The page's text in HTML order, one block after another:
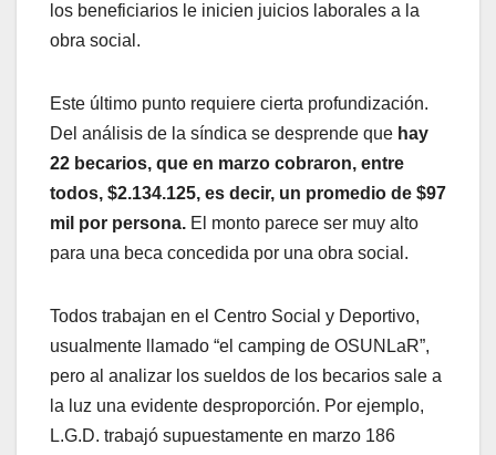
los beneficiarios le inicien juicios laborales a la
obra social.
Este último punto requiere cierta profundización.
Del análisis de la síndica se desprende que hay
22 becarios, que en marzo cobraron, entre
todos, $2.134.125, es decir, un promedio de $97
mil por persona. El monto parece ser muy alto
para una beca concedida por una obra social.
Todos trabajan en el Centro Social y Deportivo,
usualmente llamado “el camping de OSUNLaR”,
pero al analizar los sueldos de los becarios sale a
la luz una evidente desproporción. Por ejemplo,
L.G.D. trabajó supuestamente en marzo 186